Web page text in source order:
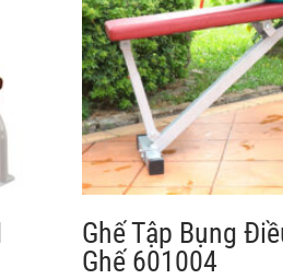
Ghế Tập Bụng
Ghế 601004